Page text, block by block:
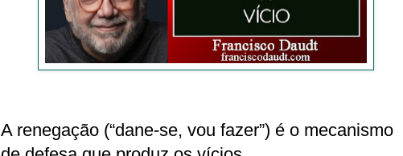
A renegação (“dane-se, vou fazer”) é o mecanismo